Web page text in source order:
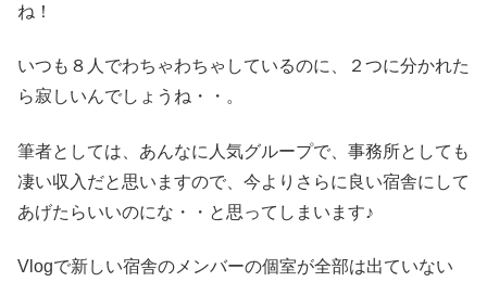
ね！
いつも８人でわちゃわちゃしているのに、２つに分かれた
ら寂しいんでしょうね・・。
筆者としては、あんなに人気グループで、事務所としても
凄い収入だと思いますので、今よりさらに良い宿舎にして
あげたらいいのにな・・と思ってしまいます♪
Vlogで新しい宿舎のメンバーの個室が全部は出ていない